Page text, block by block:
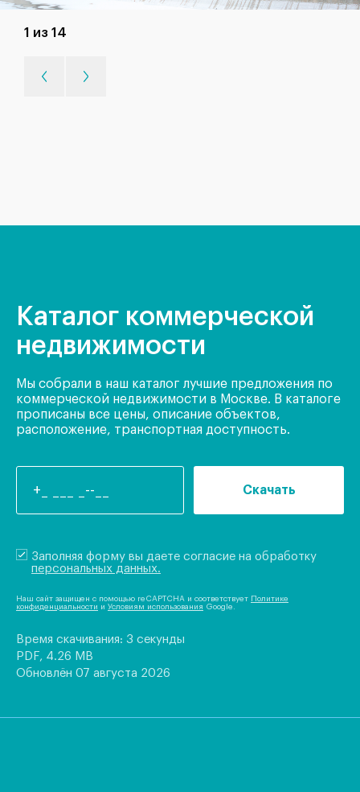
1 из 14
Каталог коммерческой
недвижимости
Мы собрали в наш каталог лучшие предложения по
коммерческой недвижимости в Москве. В каталоге
прописаны все цены, описание объектов,
расположение, транспортная доступность.
Скачать
Заполняя форму вы даете согласие на обработку
персональных данных.
Наш сайт защищен с помощью reCAPTCHA и соответствует Политике
конфиденциальности и Условиям использования Google.
Время скачивания: 3 секунды
PDF, 4.26 MB
Обновлён 07 августа 2026